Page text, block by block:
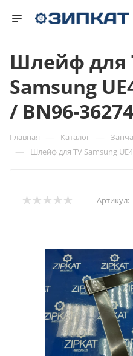
Шлейф для
Samsung
/ BN96-
Главная — Каталог —
— Шлейф для TV Samsung
Артикул: